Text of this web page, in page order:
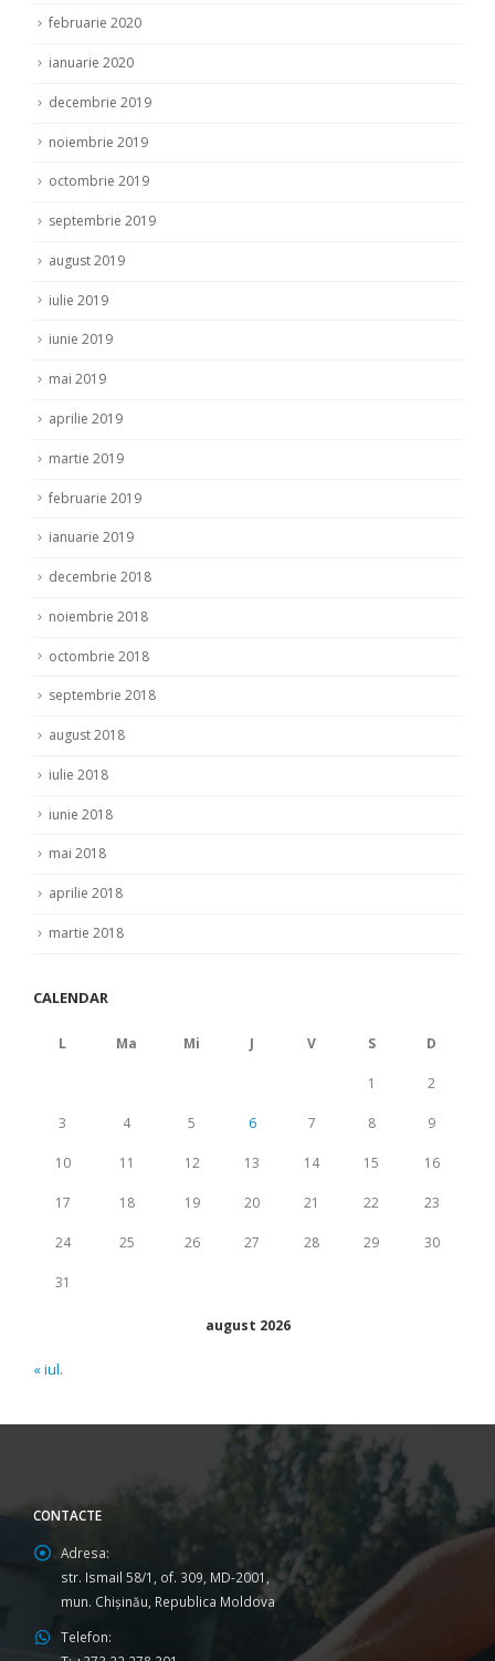
februarie 2020
ianuarie 2020
decembrie 2019
noiembrie 2019
octombrie 2019
septembrie 2019
august 2019
iulie 2019
iunie 2019
mai 2019
aprilie 2019
martie 2019
februarie 2019
ianuarie 2019
decembrie 2018
noiembrie 2018
octombrie 2018
septembrie 2018
august 2018
iulie 2018
iunie 2018
mai 2018
aprilie 2018
martie 2018
CALENDAR
august 2026
L Ma Mi J V S D
1 2
3 4 5 6 7 8 9
10 11 12 13 14 15 16
17 18 19 20 21 22 23
24 25 26 27 28 29 30
31
« iul.
CONTACTE
Adresa:
str. Ismail 58/1, of. 309, MD-2001,
mun. Chişinău, Republica Moldova
Telefon: